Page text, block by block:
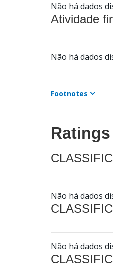
Não há dados
Atividade
Não há dados
Footnotes
Ratings
Não há dados
Não há dados